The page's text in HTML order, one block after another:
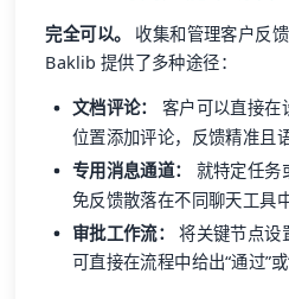
完全可以。 收集和管理客户反
Baklib 提供了多种途径：
文档评论：
客户可以直接在
位置添加评论，反馈精准且
专用消息通道：
就特定任务
免反馈散落在不同聊天工具中
审批工作流：
将关键节点设
可直接在流程中给出“通过”或